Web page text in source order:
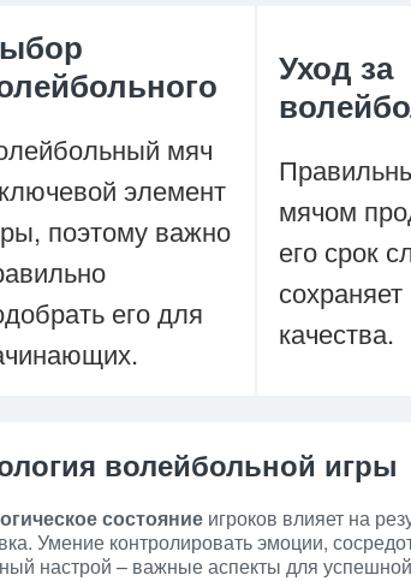
мяч
элемент
поэтому важно
его для
Уход за
мячом
его срок
качества.
волейбольной игры
состояние игроков влияет на
Умение контролировать эмоции,
настрой – важные аспекты для